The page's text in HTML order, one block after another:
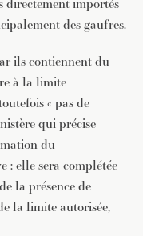
des gaufres.
ils contiennent du
à la limite
« pas de
qui précise
du
: elle sera complétée
la présence de
la limite autorisée,